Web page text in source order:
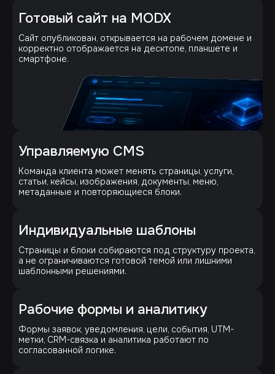
Готовый сайт на MODX
Сайт опубликован, открывается на рабочем домене и
корректно отображается на десктопе, планшете и
смартфоне.
Управляемую CMS
Команда клиента может менять страницы, услуги,
статьи, кейсы, изображения, документы, меню,
метаданные и повторяющиеся блоки.
Индивидуальные шаблоны
Страницы и блоки собираются под структуру проекта,
а не ограничиваются готовой темой или лишними
шаблонными решениями.
Рабочие формы и аналитику
Формы заявок, уведомления, цели, события, UTM-
метки, CRM-связка и аналитика работают по
согласованной логике.